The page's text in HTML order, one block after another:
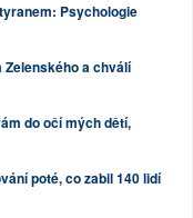
Psychologie
Zelenského a chválí
do očí mých dětí,
poté, co zabil 140 lidí